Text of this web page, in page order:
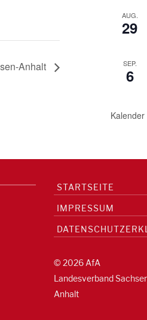
Anhalt
AUG.
29
SEP.
6
STARTSEITE
IMPRESSUM
© 2026 AfA
Landesverband
Anhalt